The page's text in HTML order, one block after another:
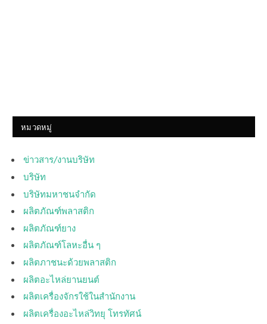
หมวดหมู่
ข่าวสาร/งานบริษัท
บริษัท
บริษัทมหาชนจำกัด
ผลิตภัณฑ์พลาสติก
ผลิตภัณฑ์ยาง
ผลิตภัณฑ์โลหะอื่น ๆ
ผลิตภาชนะด้วยพลาสติก
ผลิตอะไหล่ยานยนต์
ผลิตเครื่องจักรใช้ในสำนักงาน
ผลิตเครื่องอะไหล่วิทยุ โทรทัศน์